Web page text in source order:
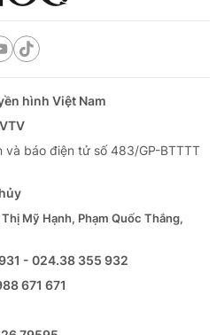
hình Việt Nam
và báo điện tử số 483/GP-BTTTT
Mỹ Hạnh, Phạm Quốc Thắng,
- 024.38 355 932
671 671